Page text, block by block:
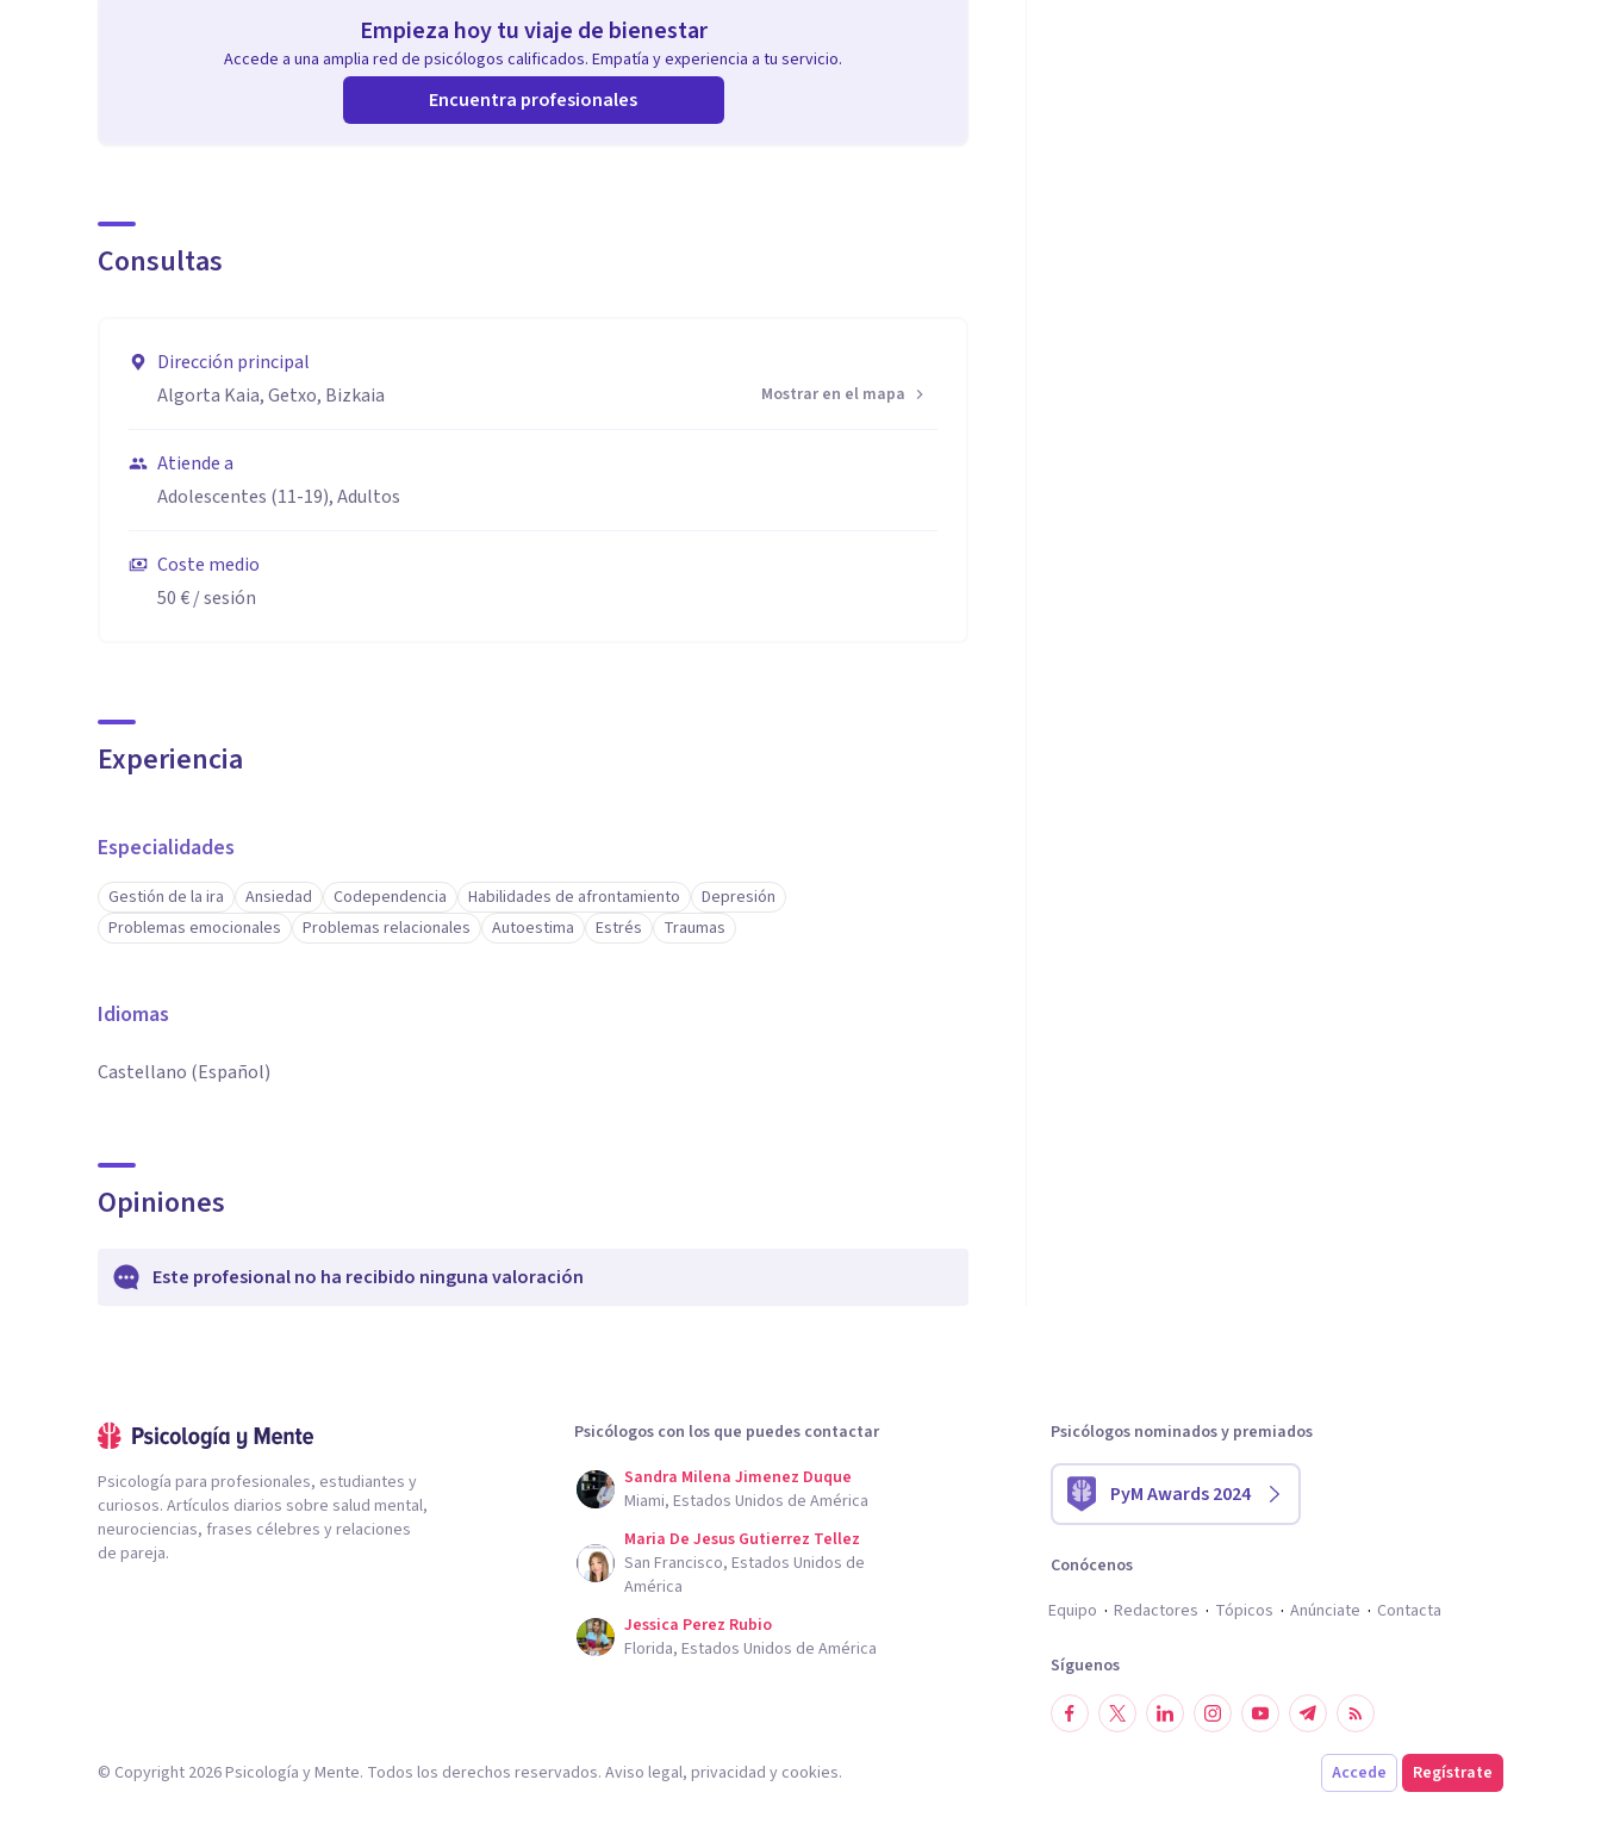
Empieza hoy tu viaje de bienestar
Accede a una amplia red de psicólogos calificados. Empatía y experiencia a tu servicio.
Encuentra profesionales
Consultas
Dirección principal
Algorta Kaia, Getxo, Bizkaia
Mostrar en el mapa
Atiende a
Adolescentes (11-19), Adultos
Coste medio
50 €/ sesión
Experiencia
Especialidades
Gestión de la ira Ansiedad Codependencia Habilidades de afrontamiento
Depresión
Problemas emocionales
Problemas relacionales Autoestima Estrés Traumas
Idiomas
Castellano (Español)
Opiniones
Este profesional no ha recibido ninguna valoración
Psicología para profesionales, estudiantes y
curiosos. Artículos diarios sobre salud mental,
neurociencias, frases célebres y relaciones
de pareja.
Psicólogos con los que puedes contactar
Sandra Milena Jimenez Duque
Miami, Estados Unidos de América
Maria De Jesus Gutierrez Tellez
San Francisco, Estados Unidos de
América
Jessica Perez Rubio
Florida, Estados Unidos de América
Psicólogos nominados y premiados
PyM Awards 2024
Conócenos
Equipo
Redactores Tópicos Anúnciate Contacta
Síguenos
Accede Regístrate
© Copyright 2026Psicología y Mente. Todos los derechos reservados. Aviso legal, privacidad y cookies.